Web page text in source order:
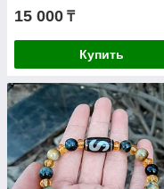
15 000 ₸
Купить